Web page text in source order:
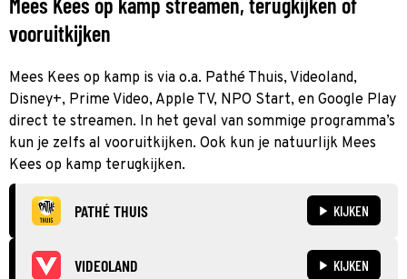
vooruitkijken
Mees Kees op kamp is via o.a. Pathé Thuis, Videoland,
Disney+, Prime Video, Apple TV, NPO Start, en Google Play
direct te streamen. In het geval van sommige programma’s
kun je zelfs al vooruitkijken. Ook kun je natuurlijk Mees
Kees op kamp terugkijken.
PATHÉ THUIS KIJKEN
VIDEOLAND KIJKEN